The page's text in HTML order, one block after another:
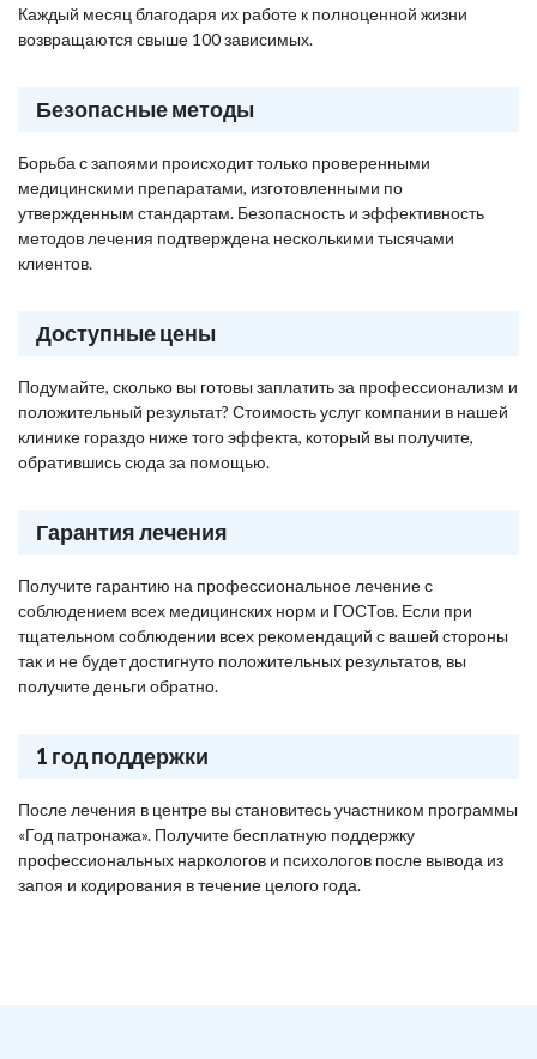
Каждый месяц благодаря их работе к полноценной жизни
возвращаются свыше 100 зависимых.
Безопасные методы
Борьба с запоями происходит только проверенными
медицинскими препаратами, изготовленными по
утвержденным стандартам. Безопасность и эффективность
методов лечения подтверждена несколькими тысячами
клиентов.
Доступные цены
Подумайте, сколько вы готовы заплатить за профессионализм и
положительный результат? Стоимость услуг компании в нашей
клинике гораздо ниже того эффекта, который вы получите,
обратившись сюда за помощью.
Гарантия лечения
Получите гарантию на профессиональное лечение с
соблюдением всех медицинских норм и ГОСТов. Если при
тщательном соблюдении всех рекомендаций с вашей стороны
так и не будет достигнуто положительных результатов, вы
получите деньги обратно.
1 год поддержки
После лечения в центре вы становитесь участником программы
«Год патронажа». Получите бесплатную поддержку
профессиональных наркологов и психологов после вывода из
запоя и кодирования в течение целого года.